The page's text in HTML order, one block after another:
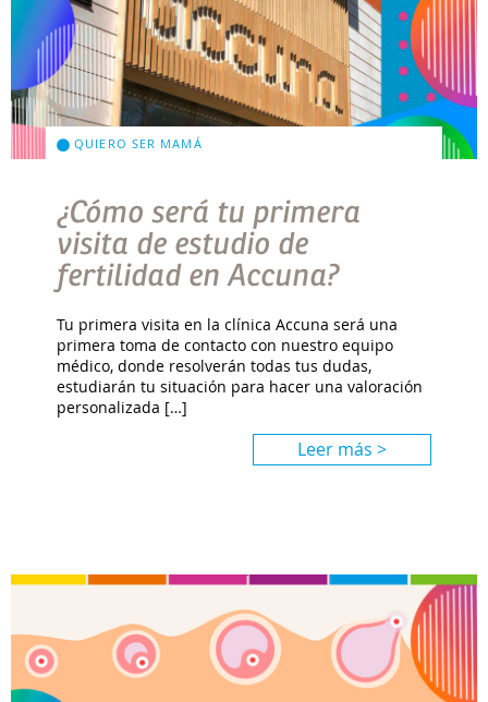
QUIERO SER MAMÁ
¿Cómo será tu primera
visita de estudio de
fertilidad en Accuna?
Tu primera visita en la clínica Accuna será una
primera toma de contacto con nuestro equipo
médico, donde resolverán todas tus dudas,
estudiarán tu situación para hacer una valoración
personalizada […]
Leer más >